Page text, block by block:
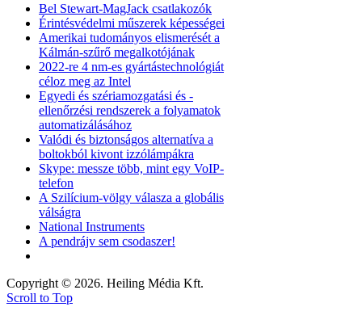
Bel Stewart-MagJack csatlakozók
Érintésvédelmi műszerek képességei
Amerikai tudományos elismerését a
Kálmán-szűrő megalkotójának
2022-re 4 nm-es gyártástechnológiát
céloz meg az Intel
Egyedi és szériamozgatási és -
ellenőrzési rendszerek a folyamatok
automatizálásához
Valódi és biztonságos alternatíva a
boltokból kivont izzólámpákra
Skype: messze több, mint egy VoIP-
telefon
A Szilícium-völgy válasza a globális
válságra
National Instruments
A pendrájv sem csodaszer!
Copyright © 2026. Heiling Média Kft.
Scroll to Top